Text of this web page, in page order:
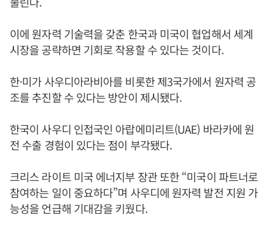
이에 원자력 기술력을 갖춘 한국과 미국이 협업해서 세계
시장을 공략하면 기회로 작용할 수 있다는 것이다.
한·미가 사우디아라비아를 비롯한 제3국가에서 원자력 공
조를 추진할 수 있다는 방안이 제시됐다.
한국이 사우디 인접국인 아랍에미리트(UAE) 바라카에 원
전 수출 경험이 있다는 점이 부각됐다.
크리스 라이트 미국 에너지부 장관 또한 “미국이 파트너로
참여하는 일이 중요하다”며 사우디에 원자력 발전 지원 가
능성을 언급해 기대감을 키웠다.